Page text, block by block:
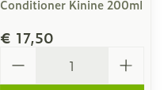
Conditioner Kinine 200ml
€ 17,50